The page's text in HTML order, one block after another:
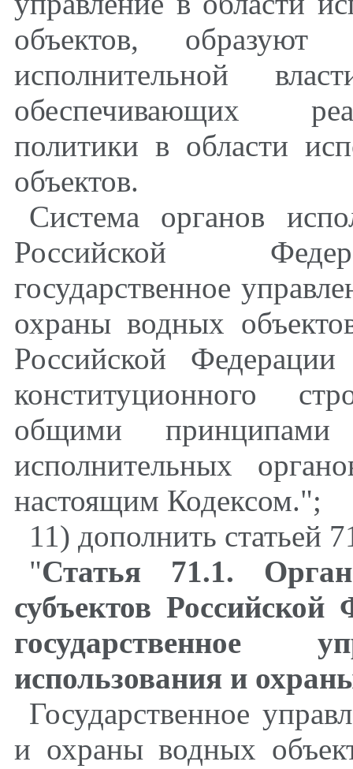
объектов,
исполнительной
обеспечивающих
политики в области
объектов.
Система органов
Российской
государственное
охраны водных
Российской
конституционного
общими принципами
исполнительных
настоящим Кодексом.";
11) дополнить статьей
"Статья 71.1.
субъектов
государственное
использования и
Государственное
и охраны водных